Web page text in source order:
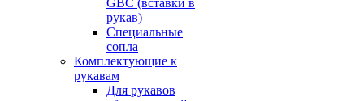
GBC (вставки в
рукав)
Специальные
сопла
Комплектующие к
рукавам
Для рукавов